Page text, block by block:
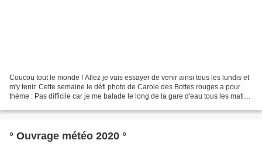
Coucou tout le monde ! Allez je vais essayer de venir ainsi tous les lundis et
m'y tenir. Cette semaine le défi photo de Carole des Bottes rouges a pour
thème : Pas difficile car je me balade le long de la gare d'eau tous les matins
° Ouvrage météo 2020 °